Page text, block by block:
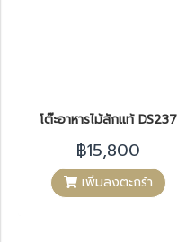
โต๊ะอาหารไม้สักแท้ DS237
฿15,800
เพิ่มลงตะกร้า